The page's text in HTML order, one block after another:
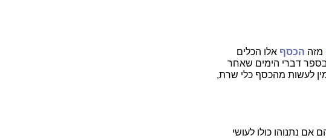
מזה הכסף אלו הכלים
דברי הימים שאחר
לעשות מהכסף כלי שרת,
אם נתנוהו כולו לעושי